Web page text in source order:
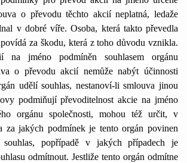
o převodu těchto akcií neplatná, ledaže
v dobré víře. Osoba, která takto převedla
za škodu, která z toho důvodu vznikla.
na jméno podmíněn souhlasem orgánu
o převodu akcií nemůže nabýt účinnosti
udělí souhlas, nestanoví-li smlouva jinou
podmiňují převoditelnost akcie na jméno
orgánu společnosti, mohou též určit, v
za jakých podmínek je tento orgán povinen
popřípadě v jakých případech je
odmítnout. Jestliže tento orgán odmítne